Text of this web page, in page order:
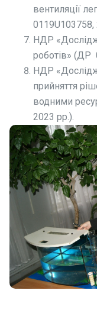
вентиляції
0119U103758,
НДР
роботів» (ДР
НДР
прийняття
водними
2023 рр.).